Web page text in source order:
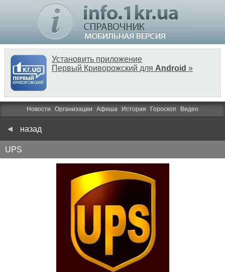
Установить приложение
Первый Криворожский для Android »
Новости Организации Афиша История Гороскоп Видео
назад
UPS